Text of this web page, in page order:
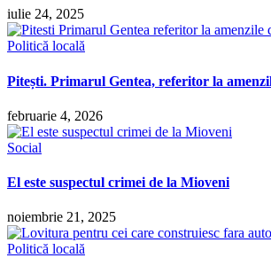
iulie 24, 2025
Politică locală
Pitești. Primarul Gentea, referitor la
februarie 4, 2026
Social
El este suspectul crimei de la Mioveni
noiembrie 21, 2025
Politică locală